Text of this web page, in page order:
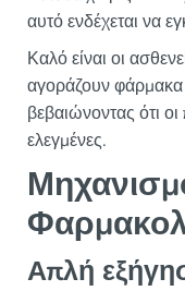
αυτό ενδέχεται να
Καλό είναι οι
αγοράζουν φάρμακα
βεβαιώνοντας ότι οι
ελεγμένες.
Απλή